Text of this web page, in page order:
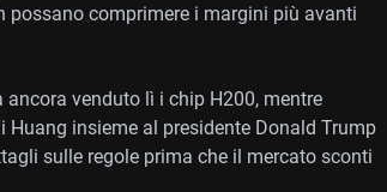
comprimere i margini più avanti
venduto lì i chip H200, mentre
insieme al presidente Donald Trump
sulle regole prima che il mercato sconti